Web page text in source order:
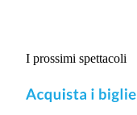
I prossimi spettacoli